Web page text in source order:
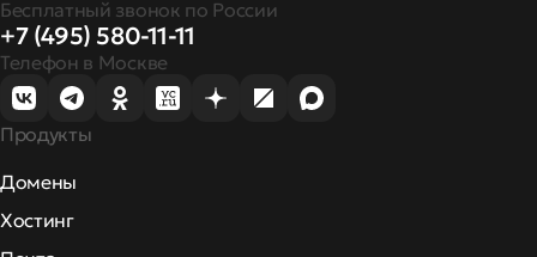
Бесплатный звонок по России
+7 (495) 580-11-11
Телефон в Москве
Продукты
Домены
Хостинг